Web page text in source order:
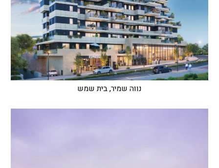
נווה שמיר, בית שמש